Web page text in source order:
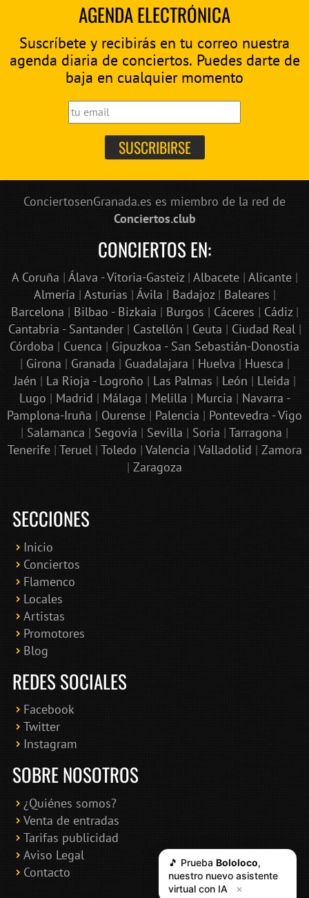
AGENDA ELECTRÓNICA
Suscríbete y recibirás en tu correo nuestra
agenda diaria de conciertos. Puedes darte de
baja en cualquier momento
ConciertosenGranada.es es miembro de la red de
Conciertos.club
CONCIERTOS EN:
A Coruña | Álava - Vitoria-Gasteiz| Albacete| Alicante|
Almería | Asturias | Ávila | Badajoz| Baleares |
Barcelona | Bilbao - Bizkaia | Burgos | Cáceres | Cádiz|
Cantabria - Santander| Castellón | Ceuta | Ciudad Real|
Córdoba | Cuenca | Gipuzkoa - San Sebastián-Donostia
| Girona | Granada | Guadalajara | Huelva | Huesca |
Jaén | La Rioja - Logroño | Las Palmas | León | Lleida |
Lugo | Madrid | Málaga | Melilla | Murcia | Navarra -
Pamplona-Iruña | Ourense | Palencia | Pontevedra - Vigo
| Salamanca | Segovia | Sevilla | Soria | Tarragona |
Tenerife| Teruel| Toledo | Valencia | Valladolid | Zamora
| Zaragoza
SECCIONES
Inicio
Conciertos
Flamenco
Locales
Artistas
Promotores
Blog
REDES SOCIALES
Facebook
Twitter
Instagram
SOBRE NOSOTROS
¿Quiénes somos?
Venta de entradas
Tarifas publicidad
Aviso Legal
Contacto
🎵 Prueba Bololoco,
nuestro nuevo asistente
virtual con IA
✕